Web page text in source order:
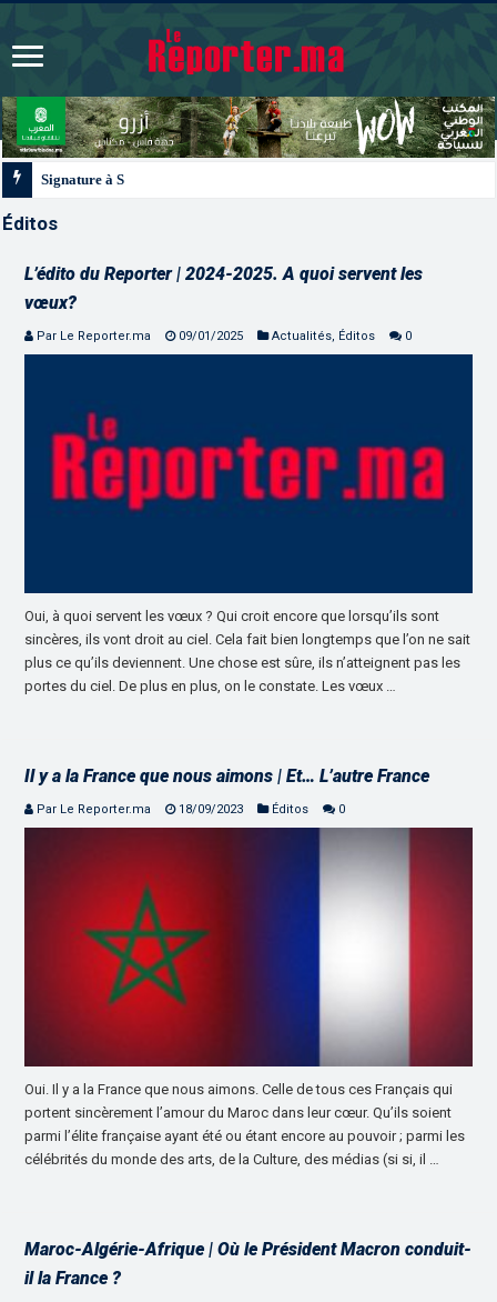
Signature à Santiago d’un protocole de coopération sanitaire et
Éditos
L’édito du Reporter | 2024-2025. A quoi servent les
vœux?
Par Le Reporter.ma 09/01/2025 Actualités, Éditos 0
Oui, à quoi servent les vœux ? Qui croit encore que lorsqu’ils sont
sincères, ils vont droit au ciel. Cela fait bien longtemps que l’on ne sait
plus ce qu’ils deviennent. Une chose est sûre, ils n’atteignent pas les
portes du ciel. De plus en plus, on le constate. Les vœux …
Il y a la France que nous aimons | Et… L’autre France
Par Le Reporter.ma 18/09/2023 Éditos 0
Oui. Il y a la France que nous aimons. Celle de tous ces Français qui
portent sincèrement l’amour du Maroc dans leur cœur. Qu’ils soient
parmi l’élite française ayant été ou étant encore au pouvoir ; parmi les
célébrités du monde des arts, de la Culture, des médias (si si, il …
Maroc-Algérie-Afrique | Où le Président Macron conduit-
il la France ?